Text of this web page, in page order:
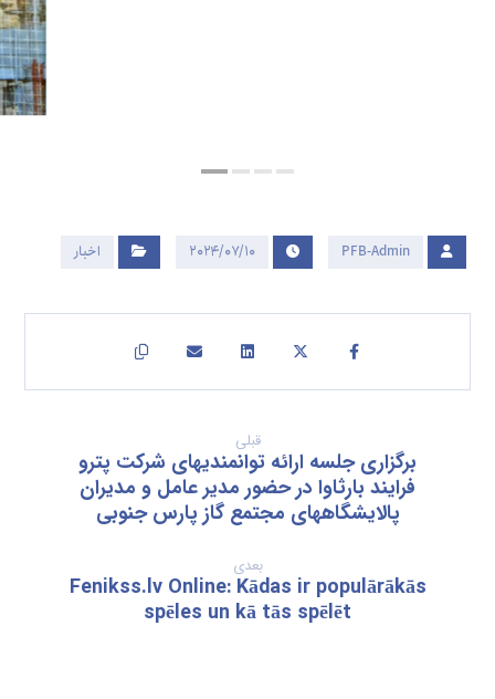
PFB-Admin ۲۰۲۴/۰۷/۱۰ اخبار
قبلی
برگزاری جلسه ارائه توانمندیهای شرکت پترو
فرایند بارثاوا در حضور مدیر عامل و مدیران
پالایشگاههای مجتمع گاز پارس جنوبی
بعدی
Fenikss.lv Online: Kādas ir populārākās
spēles un kā tās spēlēt